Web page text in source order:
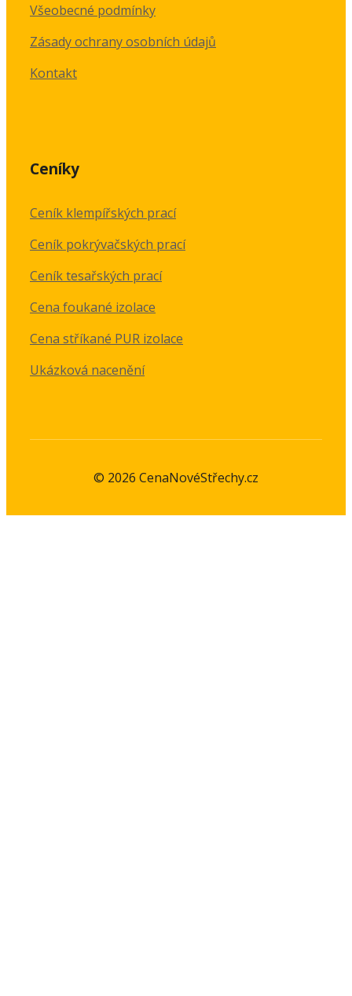
Všeobecné podmínky
Zásady ochrany osobních údajů
Kontakt
Ceníky
Ceník klempířských prací
Ceník pokrývačských prací
Ceník tesařských prací
Cena foukané izolace
Cena stříkané PUR izolace
Ukázková nacenění
© 2026 CenaNovéStřechy.cz